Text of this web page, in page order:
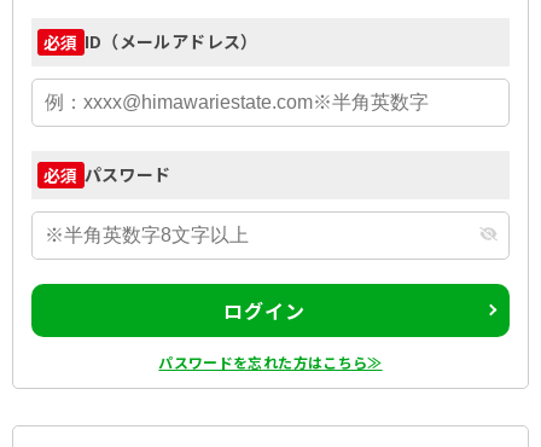
必須 ID（メールアドレス）
必須 パスワード
ログイン
パスワードを忘れた方はこちら≫